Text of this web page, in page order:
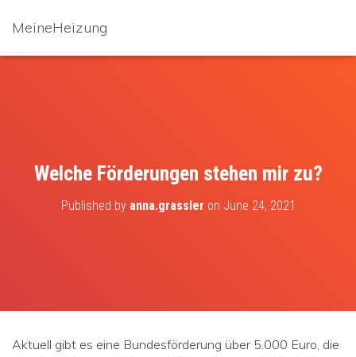
MeineHeizung
Welche Förderungen stehen mir zu?
Published by anna.grassler on June 24, 2021
Aktuell gibt es eine Bundesförderung über 5.000 Euro, die